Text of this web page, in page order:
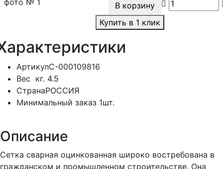
АртикулС-000109816
Вес кг. 4.5
СтранаРОССИЯ
Минимальный заказ 1шт.
В корзину
Купить в 1 клик
Описание
Сетка сварная оцинкованная широко востребована в
гражданском и промышленном строительстве. Она